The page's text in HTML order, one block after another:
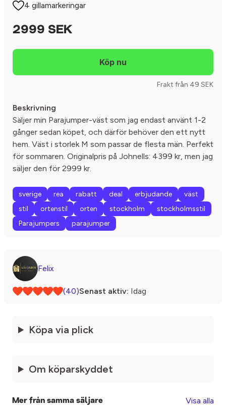
4 gillamarkeringar
2999 SEK
Frakt från 49 SEK
Beskrivning
Säljer min Parajumper-väst som jag endast använt 1-2
gånger sedan köpet, och därför behöver den ett nytt
hem. Väst i storlek M som passar de flesta män. Perfekt
för sommaren. Originalpris på Johnells: 4399 kr, men jag
säljer den för 2999 kr.
sverige rea rabatt deal erbjudande
väst
stil
ortenstil orten stockholm
stockholmsstil
Parajumpers
parajumper
Felix
(40)Senast aktiv: Idag
Köpa via plick
Om köparskyddet
Mer från samma säljare Visa alla